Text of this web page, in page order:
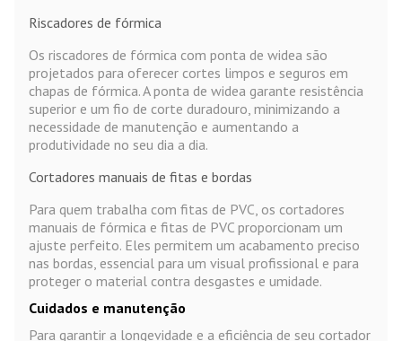
Riscadores de fórmica
Os riscadores de fórmica com ponta de widea são
projetados para oferecer cortes limpos e seguros em
chapas de fórmica. A ponta de widea garante resistência
superior e um fio de corte duradouro, minimizando a
necessidade de manutenção e aumentando a
produtividade no seu dia a dia.
Cortadores manuais de fitas e bordas
Para quem trabalha com fitas de PVC, os cortadores
manuais de fórmica e fitas de PVC proporcionam um
ajuste perfeito. Eles permitem um acabamento preciso
nas bordas, essencial para um visual profissional e para
proteger o material contra desgastes e umidade.
Cuidados e manutenção
Para garantir a longevidade e a eficiência de seu cortador